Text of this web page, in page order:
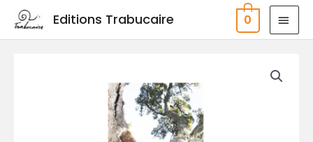
contenu
Editions Trabucaire 0